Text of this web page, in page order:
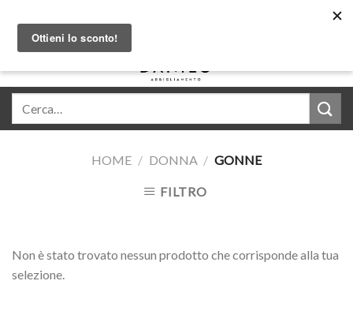
content
HOME / DONNA / GONNE
FILTRO
Non è stato trovato nessun prodotto che corrisponde alla tua
selezione.